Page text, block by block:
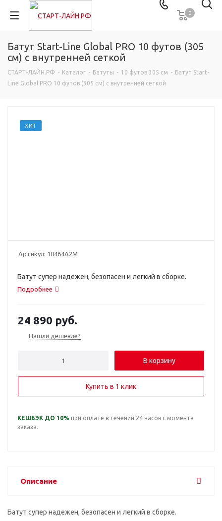
0
Батут Start-Line Global PRO 10 футов (305
см) с внутренней сеткой
СТАРТ-ЛАЙН.РФ - Каталог - Батуты - 10 футов 305 см - Батут Start-
Line Global PRO 10 футов (305 см) с внутренней сеткой
ХИТ
Артикул: 10464A2M
Батут супер надежен, безопасен и легкий в сборке.
Подробнее
24 890 руб.
Нашли дешевле?
В корзину
Купить в 1 клик
КЕШБЭК ДО 10% при оплате в течении 24 часов с момента
заказа.
Описание
Батут супер надежен, безопасен и легкий в сборке.